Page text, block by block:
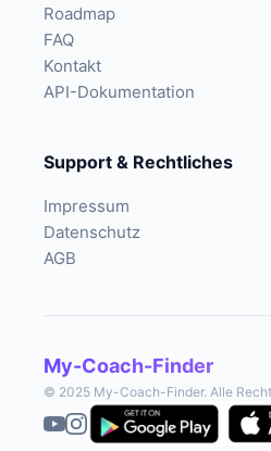
Roadmap
FAQ
Kontakt
API-Dokumentation
Support & Rechtliches
Impressum
Datenschutz
AGB
My-Coach-Finder
© 2025 My-Coach-Finder. Alle